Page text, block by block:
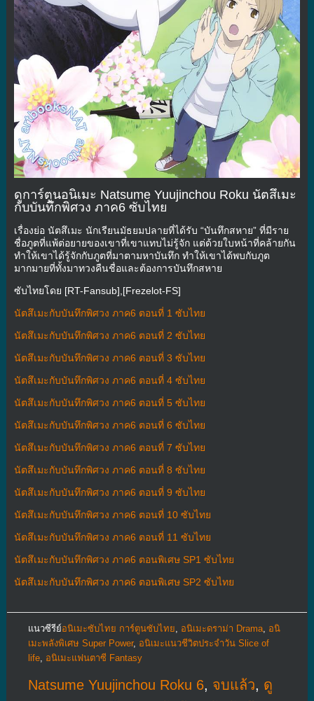
ดูการ์ตูนอนิเมะ Natsume Yuujinchou Roku นัตสึเมะ
กับบันทึกพิศวง ภาค6 ซับไทย
เรื่องย่อ นัตสึเมะ นักเรียนมัธยมปลายที่ได้รับ “บันทึกสหาย” ที่มีราย
ชื่อภูตที่แพ้ต่อยายของเขาที่เขาแทบไม่รู้จัก แต่ด้วยใบหน้าที่คล้ายกัน
ทำให้เขาได้รู้จักกับภูตที่มาตามหาบันทึก ทำให้เขาได้พบกับภูต
มากมายที่ทั้งมาทวงคืนชื่อและต้องการบันทึกสหาย
ซับไทยโดย [RT-Fansub],[Frezelot-FS]
นัตสึเมะกับบันทึกพิศวง ภาค6 ตอนที่ 1 ซับไทย
นัตสึเมะกับบันทึกพิศวง ภาค6 ตอนที่ 2 ซับไทย
นัตสึเมะกับบันทึกพิศวง ภาค6 ตอนที่ 3 ซับไทย
นัตสึเมะกับบันทึกพิศวง ภาค6 ตอนที่ 4 ซับไทย
นัตสึเมะกับบันทึกพิศวง ภาค6 ตอนที่ 5 ซับไทย
นัตสึเมะกับบันทึกพิศวง ภาค6 ตอนที่ 6 ซับไทย
นัตสึเมะกับบันทึกพิศวง ภาค6 ตอนที่ 7 ซับไทย
นัตสึเมะกับบันทึกพิศวง ภาค6 ตอนที่ 8 ซับไทย
นัตสึเมะกับบันทึกพิศวง ภาค6 ตอนที่ 9 ซับไทย
นัตสึเมะกับบันทึกพิศวง ภาค6 ตอนที่ 10 ซับไทย
นัตสึเมะกับบันทึกพิศวง ภาค6 ตอนที่ 11 ซับไทย
นัตสึเมะกับบันทึกพิศวง ภาค6 ตอนพิเศษ SP1 ซับไทย
นัตสึเมะกับบันทึกพิศวง ภาค6 ตอนพิเศษ SP2 ซับไทย
แนวซีรีย์อนิเมะซับไทย การ์ตูนซับไทย อนิเมะดราม่า Drama, อนิ
เมะพลังพิเศษ Super Power, อนิเมะแนวชีวิตประจําวัน Slice of
life, อนิเมะแฟนตาซี Fantasy
Natsume Yuujinchou Roku 6, จบแล้ว, ดู